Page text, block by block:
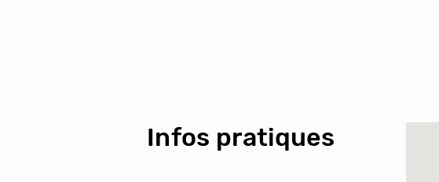
Infos pratiques